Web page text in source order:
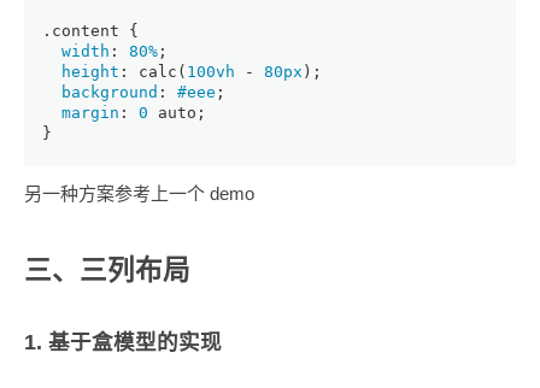
.content {
width : 80% ;
height : calc ( 100vh - 80px );
background : #eee ;
margin : 0 auto;
}
另一种方案参考上一个 demo
三、三列布局
1. 基于盒模型的实现